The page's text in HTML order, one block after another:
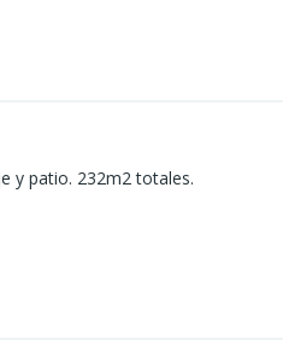
y patio. 232m2 totales.